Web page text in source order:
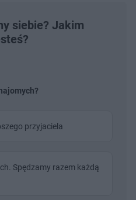
siebie? Jakim
przyjaciela
Spędzamy razem każdą